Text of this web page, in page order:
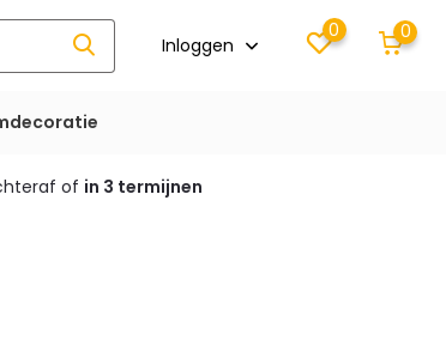
Inloggen
0 0
of in 3 termijnen